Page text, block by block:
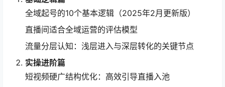
全域起号的10个基本逻辑（2025年2月更新版）
直播间适合全域运营的评估模型
流量分层认知：浅层进入与深层转化的关键节点
实操进阶篇
短视频硬广结构优化：高效引导直播入池